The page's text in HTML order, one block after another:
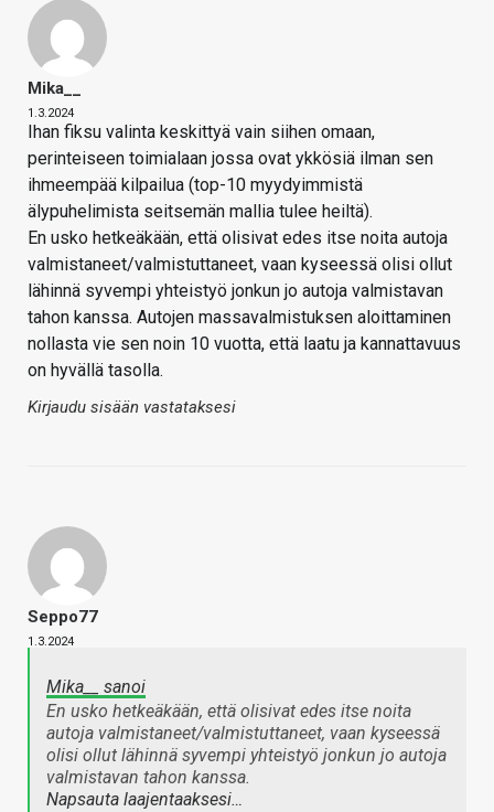
Mika__
1.3.2024
Ihan fiksu valinta keskittyä vain siihen omaan,
perinteiseen toimialaan jossa ovat ykkösiä ilman sen
ihmeempää kilpailua (top-10 myydyimmistä
älypuhelimista seitsemän mallia tulee heiltä).
En usko hetkeäkään, että olisivat edes itse noita autoja
valmistaneet/valmistuttaneet, vaan kyseessä olisi ollut
lähinnä syvempi yhteistyö jonkun jo autoja valmistavan
tahon kanssa. Autojen massavalmistuksen aloittaminen
nollasta vie sen noin 10 vuotta, että laatu ja kannattavuus
on hyvällä tasolla.
Kirjaudu sisään vastataksesi
Seppo77
1.3.2024
Mika__ sanoi
En usko hetkeäkään, että olisivat edes itse noita
autoja valmistaneet/valmistuttaneet, vaan kyseessä
olisi ollut lähinnä syvempi yhteistyö jonkun jo autoja
valmistavan tahon kanssa.
Napsauta laajentaaksesi…